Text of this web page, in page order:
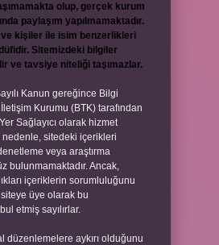
olup, gerçek kurum
paylaşım yapılmamaktadır.
kişiler ile isim benzerlikleri
Sitemizdeki bilgiler
ve tavsiye niteliği taşımazlar.
Kanun gereğince Bilgi
Kurumu (BTK) tarafından
Sağlayıcı olarak hizmet
nedenle, sitedeki içerikleri
veya araştırma
bulunmamaktadır. Ancak,
içeriklerin sorumluluğunu
üye olarak bu
etmiş sayılırlar.
düzenlemelere aykırı olduğunu